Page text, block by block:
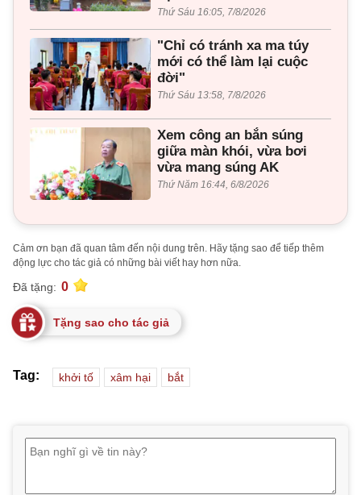
Thứ Sáu 16:05, 7/8/2026
"Chỉ có tránh xa ma túy
mới có thể làm lại cuộc
đời"
Thứ Sáu 13:58, 7/8/2026
Xem công an bắn súng
giữa màn khói, vừa bơi
vừa mang súng AK
Thứ Năm 16:44, 6/8/2026
Cảm ơn bạn đã quan tâm đến nội dung trên. Hãy tặng sao để tiếp thêm
động lực cho tác giả có những bài viết hay hơn nữa.
Đã tặng: 0
Tặng sao cho tác giả
Tag: khởi tố xâm hại bắt